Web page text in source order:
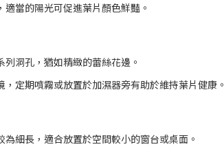
當的陽光可促進葉片顏色鮮豔。
洞孔，猶如精緻的蕾絲花邊。
，定期噴霧或放置於加濕器旁有助於維持葉片健康。
細長，適合放置於空間較小的窗台或桌面。